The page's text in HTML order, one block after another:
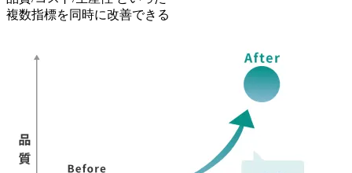
複数指標を同時に改善できる